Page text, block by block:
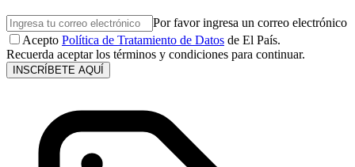
Por favor ingresa un correo electrónico
Acepto Política de Tratamiento de Datos de El País.
Recuerda aceptar los términos y condiciones para continuar.
INSCRÍBETE AQUÍ